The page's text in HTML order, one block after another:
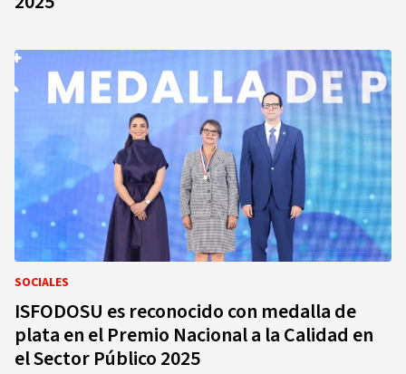
SOCIALES
ISFODOSU es reconocido con medalla de
plata en el Premio Nacional a la Calidad en
el Sector Público 2025